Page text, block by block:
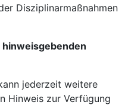
Disziplinarmaßnahmen
jederzeit weitere
Hinweis zur Verfügung